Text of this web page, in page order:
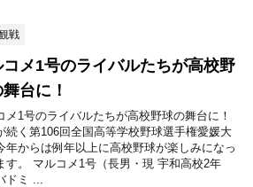
戦
コメ1号のライバルたちが高校野
台に！
メ1号のライバルたちが高校野球の舞台に！
続く第106回全国高等学校野球選手権愛媛大
年からは例年以上に高校野球が楽しみになっ
す。 マルコメ1号（長男・現 宇和高校2年
ドミ ...